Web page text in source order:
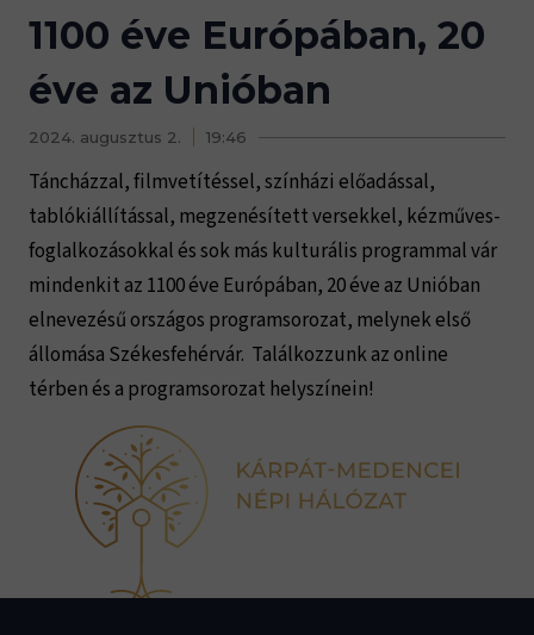
1100 éve Európában, 20
éve az Unióban
2024. augusztus 2. 19:46
Táncházzal, filmvetítéssel, színházi előadással,
tablókiállítással, megzenésített versekkel, kézműves-
foglalkozásokkal és sok más kulturális programmal vár
mindenkit az 1100 éve Európában, 20 éve az Unióban
elnevezésű országos programsorozat, melynek első
állomása Székesfehérvár. Találkozzunk az online
térben és a programsorozat helyszínein!